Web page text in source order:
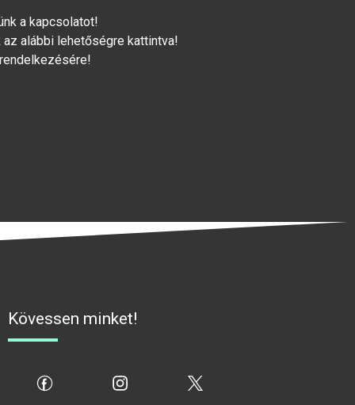
a kapcsolatot!
az alábbi lehetőségre kattintva!
Kövessen minket!